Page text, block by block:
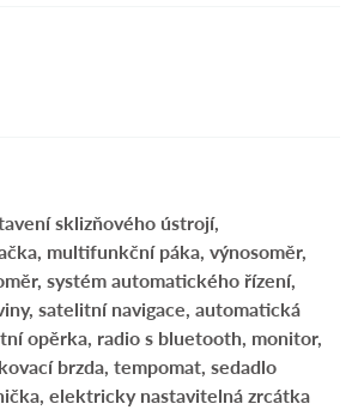
sklizňového ústrojí,
multifunkční páka, výnosoměr,
systém automatického řízení,
satelitní navigace, automatická
opěrka, radio s bluetooth, monitor,
brzda, tempomat, sedadlo
elektricky nastavitelná zrcátka